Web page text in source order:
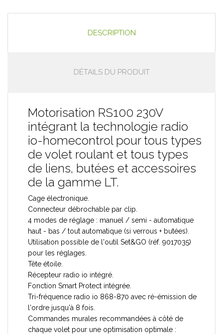
DESCRIPTION
DÉTAILS DU PRODUIT
Motorisation RS100 230V
intégrant la technologie radio
io-homecontrol pour tous types
de volet roulant et tous types
de liens, butées et accessoires
de la gamme LT.
Cage électronique.
Connecteur débrochable par clip.
4 modes de réglage : manuel / semi - automatique
haut - bas / tout automatique (si verrous + butées).
Utilisation possible de l'outil Set&GO (réf. 9017035)
pour les réglages.
Tête étoile.
Récepteur radio io intégré.
Fonction Smart Protect intégrée.
Tri-fréquence radio io 868-870 avec ré-émission de
l'ordre jusqu'à 8 fois.
Commandes murales recommandées à côté de
chaque volet pour une optimisation optimale :